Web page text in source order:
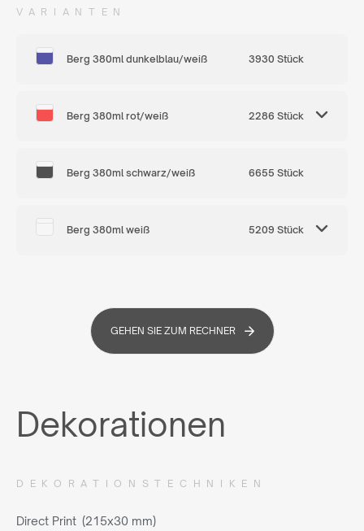
VARIANTEN
Berg 380ml dunkelblau/weiß 3930 Stück
Berg 380ml rot/weiß 2286 Stück
Berg 380ml schwarz/weiß 6655 Stück
Berg 380ml weiß 5209 Stück
GEHEN SIE ZUM RECHNER
Dekorationen
DEKORATIONSTECHNIKEN
Direct Print (215x30 mm)